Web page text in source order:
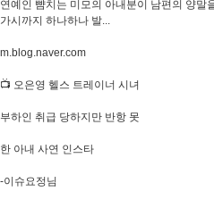
연예인 뺨치는 미모의 아내분이 남편의 양말
가시까지 하나하나 발...
m.blog.naver.com
📺 오은영 헬스 트레이너 시녀
부하인 취급 당하지만 반항 못
한 아내 사연 인스타
-이슈요정님